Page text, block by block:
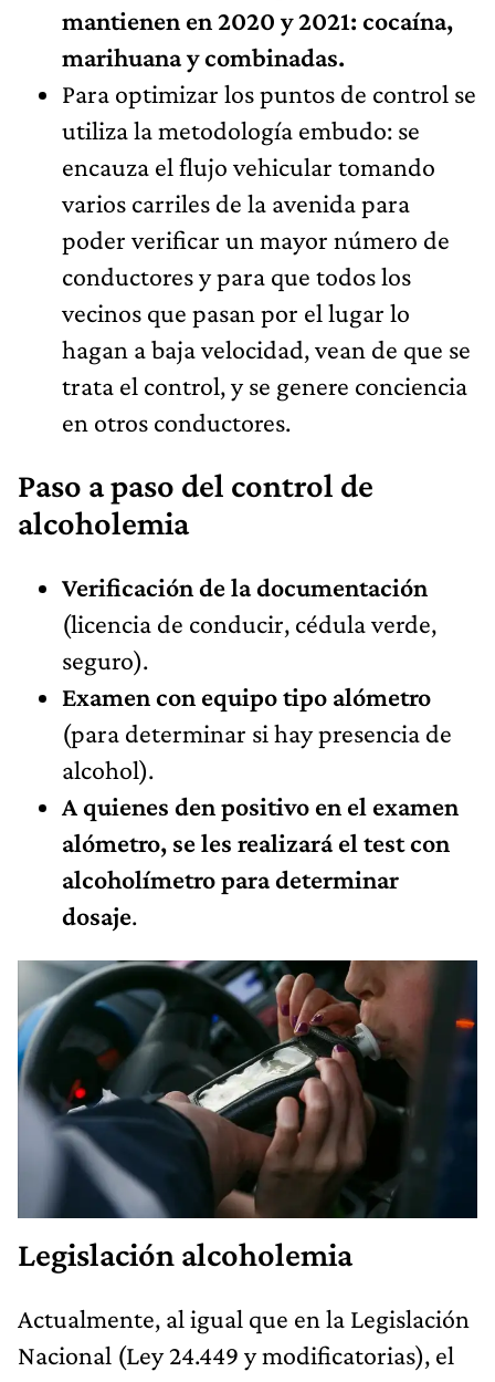
mantienen en 2020 y 2021: cocaína,
marihuana y combinadas.
Para optimizar los puntos de control se
utiliza la metodología embudo: se
encauza el flujo vehicular tomando
varios carriles de la avenida para
poder verificar un mayor número de
conductores y para que todos los
vecinos que pasan por el lugar lo
hagan a baja velocidad, vean de que se
trata el control, y se genere conciencia
en otros conductores.
Paso a paso del control de
alcoholemia
Verificación de la documentación
(licencia de conducir, cédula verde,
seguro).
Examen con equipo tipo alómetro
(para determinar si hay presencia de
alcohol).
A quienes den positivo en el examen
alómetro, se les realizará el test con
alcoholímetro para determinar
dosaje.
Legislación alcoholemia
Actualmente, al igual que en la Legislación
Nacional (Ley 24.449 y modificatorias), el